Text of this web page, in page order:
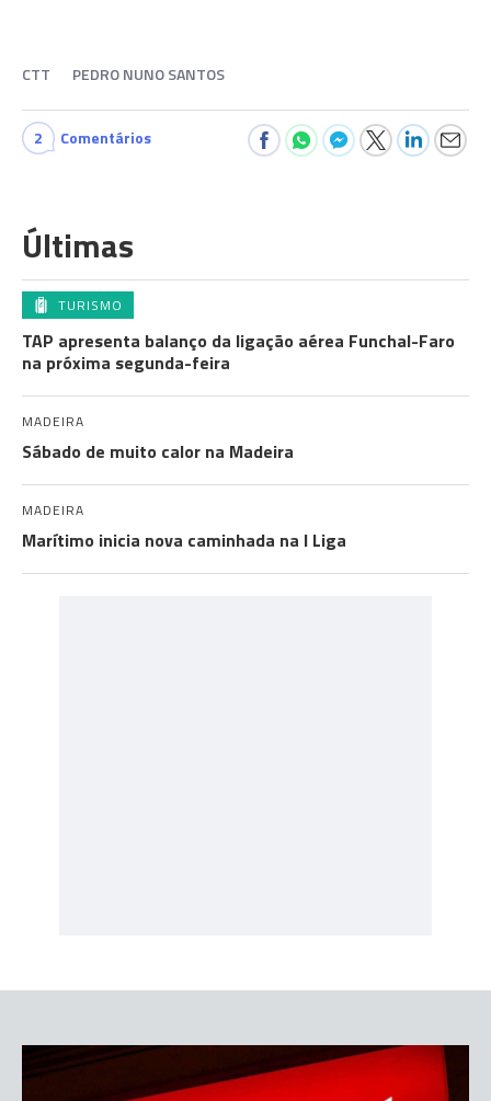
CTT PEDRO NUNO SANTOS
2 Comentários
Últimas
TURISMO
TAP apresenta balanço da ligação aérea Funchal-Faro
na próxima segunda-feira
MADEIRA
Sábado de muito calor na Madeira
MADEIRA
Marítimo inicia nova caminhada na I Liga